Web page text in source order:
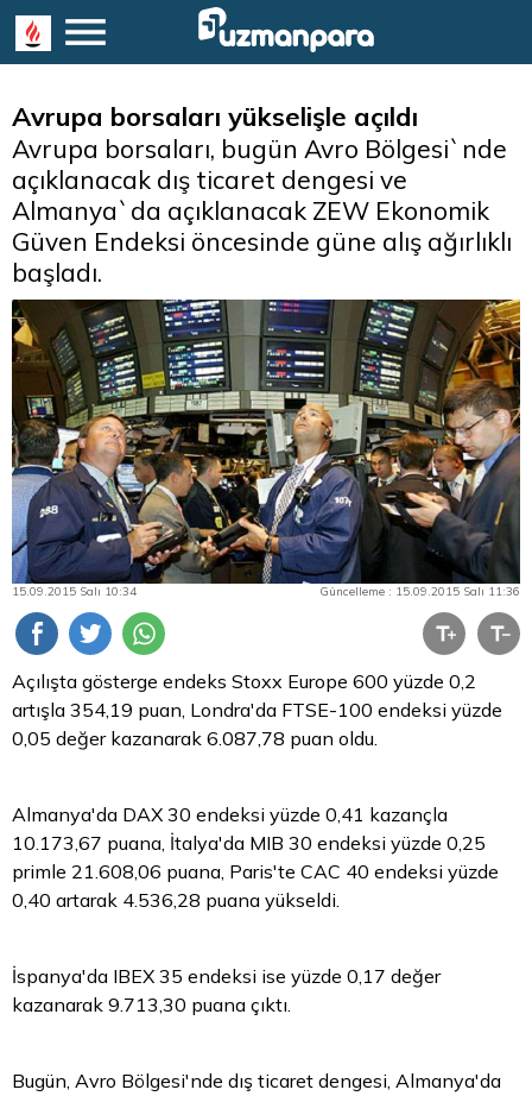
Avrupa borsaları yükselişle açıldı
Avrupa borsaları, bugün Avro Bölgesi`nde
açıklanacak dış ticaret dengesi ve
Almanya`da açıklanacak ZEW Ekonomik
Güven Endeksi öncesinde güne alış ağırlıklı
başladı.
15.09.2015 Salı 10:34 Güncelleme : 15.09.2015 Salı 11:36
Açılışta gösterge endeks Stoxx Europe 600 yüzde 0,2
artışla 354,19 puan, Londra'da FTSE-100 endeksi yüzde
0,05 değer kazanarak 6.087,78 puan oldu.
Almanya'da DAX 30 endeksi yüzde 0,41 kazançla
10.173,67 puana, İtalya'da MIB 30 endeksi yüzde 0,25
primle 21.608,06 puana, Paris'te CAC 40 endeksi yüzde
0,40 artarak 4.536,28 puana yükseldi.
İspanya'da IBEX 35 endeksi ise yüzde 0,17 değer
kazanarak 9.713,30 puana çıktı.
Bugün, Avro Bölgesi'nde dış ticaret dengesi, Almanya'da